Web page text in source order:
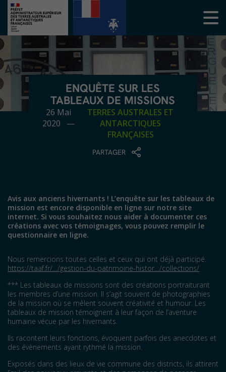
ENQUÊTE SUR LES
TABLEAUX DE MISSIONS
26 Mai
2020 —
TERRES AUSTRALES ET
ANTARCTIQUES
FRANÇAISES
PARTAGER
Avis aux anciens hivernants ! L’enquête sur les tableaux de
mission est encore disponible en ligne sur notre site
internet. Si vous souhaitez nous aider à documenter ces
créations avec vos témoignages, vous pouvez remplir le
questionnaire en ligne.
Nous remercions toutes celles et ceux qui ont déjà participé.
https://taaf.fr/…/gestion-du-patrimoine-histor…/collections/
*** Les tableaux de missions sont des créations portraiturant
les membres d’une mission. Il s’agit souvent de photographies
de la mission où se mêlent souvent créativité et humour. Les
tableaux de mission témoignent à leur façon de l’aventure
humaine vécue par les hivernants.
Ils racontent leurs fonctions, évoquent parfois des anecdotes et
des évènements ayant rythmé la mission.
Exposés dans des lieux de vie commune des districts, ils attirent